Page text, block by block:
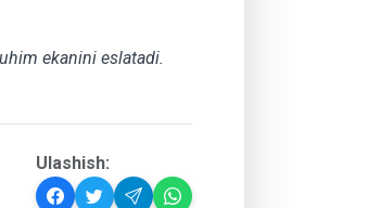
ekanini eslatadi.
Ulashish: